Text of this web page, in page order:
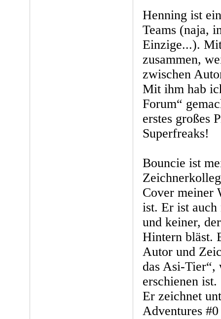
Henning ist
Teams (naja,
Einzige...).
zusammen,
zwischen
Mit ihm hab
Forum“
erstes großes
Superfreaks!
Bouncie ist
Cover meiner
ist. Er ist
und keiner,
Hintern bläst.
Autor und
das Asi-Tier“,
erschienen ist.
Er zeichnet
Adventures #0